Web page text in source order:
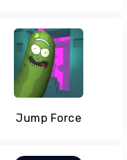
Jump Force